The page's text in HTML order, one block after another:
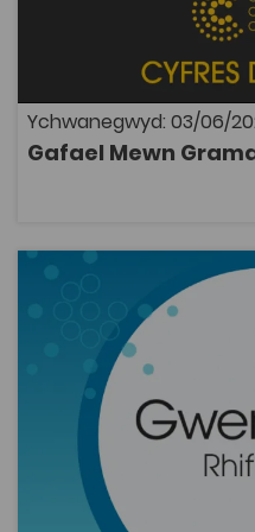
Ychwanegwyd: 03/06/
Gafael Mewn
arddulliau llafar ac
enghreifftiau o sut y
berthnasol i'r iaith a welir
Gruffydd Jones et al.,
Dyddiad cyhoeddi: 2018
Gruffydd Jones et
ponticum: Hanes ei
Nghymru, y bygythiad
Gwyddorau
Gwyddorau Biolegol